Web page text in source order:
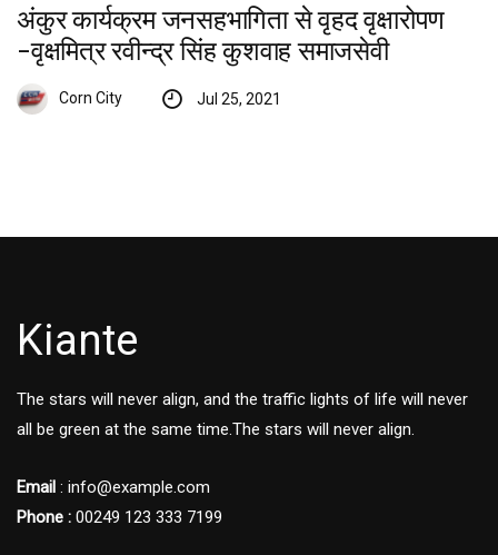
अंकुर कार्यक्रम जनसहभागिता से वृहद वृक्षारोपण
-वृक्षमित्र रवीन्द्र सिंह कुशवाह समाजसेवी
Corn City Jul 25, 2021
Kiante
The stars will never align, and the traffic lights of life will never
all be green at the same time.The stars will never align.
Email : info@example.com
Phone : 00249 123 333 7199